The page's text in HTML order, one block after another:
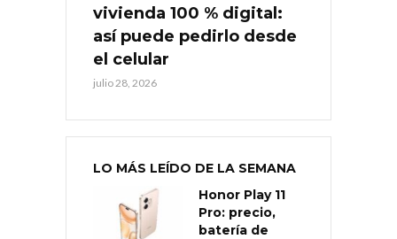
vivienda 100 % digital:
así puede pedirlo desde
el celular
julio 28, 2026
LO MÁS LEÍDO DE LA SEMANA
Honor Play 11
Pro: precio,
batería de